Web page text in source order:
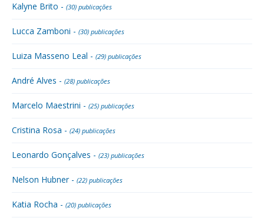
Kalyne Brito - (30) publicações
Lucca Zamboni - (30) publicações
Luiza Masseno Leal - (29) publicações
André Alves - (28) publicações
Marcelo Maestrini - (25) publicações
Cristina Rosa - (24) publicações
Leonardo Gonçalves - (23) publicações
Nelson Hubner - (22) publicações
Katia Rocha - (20) publicações